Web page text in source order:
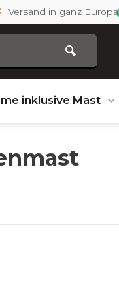
Versand in ganz Europa
inklusive Mast